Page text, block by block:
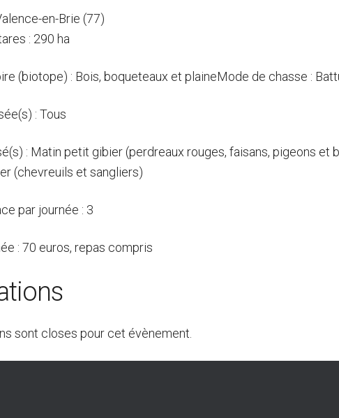
en-Brie (77)
: 290 ha
(biotope) : Bois, boqueteaux et plaineMode de chasse :
: Tous
: Matin petit gibier (perdreaux rouges, faisans, pigeons et
(chevreuils et sangliers)
par journée : 3
: 70 euros, repas compris
sont closes pour cet évènement.